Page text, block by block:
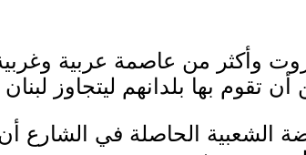
وأكثر من عاصمة عربية
تقوم بها بلدانهم ليتجاوز
الشعبية الحاصلة في الشارع